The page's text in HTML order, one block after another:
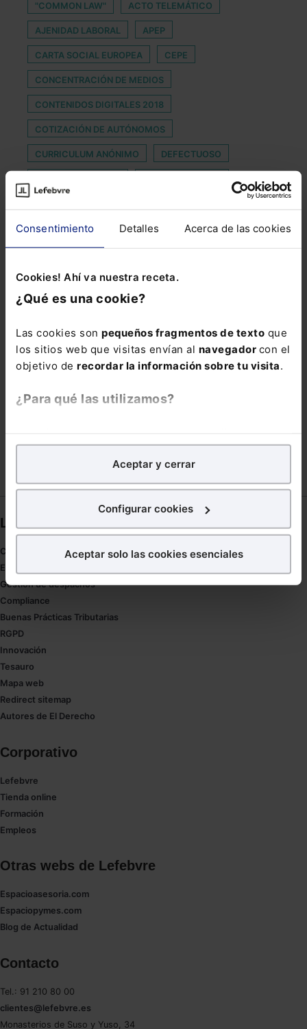
Consentimiento Detalles Acerca de las cookies
Cookies! Ahí va nuestra receta.
¿Qué es una cookie?
Las cookies son pequeños fragmentos de texto que
los sitios web que visitas envían al navegador con el
objetivo de recordar la información sobre tu visita.
¿Para qué las utilizamos?
analíticospara tratar demejorar tu experienciaen
nuestra página web. También con fines publicitarios,
para poder mostrarte publicidad y contenidos de tu
¿Qué puedes hacer?
en la web sea óptima
Puedes
todas las cookies excepto aquellas imprescindibles.
También puedes
seleccionar solo aquellas que quieras permitir en tu
navegador. Si no seleccionas ninguna utilizaremos
las que sean indispensables para la navegación.
Saber más acerca de las cookies
Aceptar y cerrar
Configurar cookies
Aceptar solo las cookies esenciales
"COMMON LAW" ACTO TELEMÁTICO
AJENIDAD LABORAL APEP
CARTA SOCIAL EUROPEA CEPE
CONCENTRACIÓN DE MEDIOS
CONTENIDOS DIGITALES 2018
COTIZACIÓN DE AUTÓNOMOS
CURRICULUM ANÓNIMO DEFECTUOSO
LABORAL LANZAMIENTOS DE VIVIENDA
OPINIÓN PACTO DIGITAL
PARTIDA PRESUPUESTARIA
PRESTAMO PROFESIONALES SANITARIOS
RELACIÓN SENTIMENTAL EMPRESA
THE WORD ELEMENTS
Links directos
Coronavirus
Estudio de salud abogacía
Gestión de despachos
Compliance
Buenas Prácticas Tributarias
RGPD
Innovación
Tesauro
Mapa web
Redirect sitemap
Autores de El Derecho
Corporativo
Lefebvre
Tienda online
Formación
Empleos
Otras webs de Lefebvre
Espacioasesoria.com
Espaciopymes.com
Blog de Actualidad
Contacto
Tel.: 91 210 80 00
clientes@lefebvre.es
Monasterios de Suso y Yuso, 34